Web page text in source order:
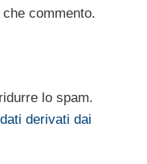
commento.
lo spam.
derivati dai